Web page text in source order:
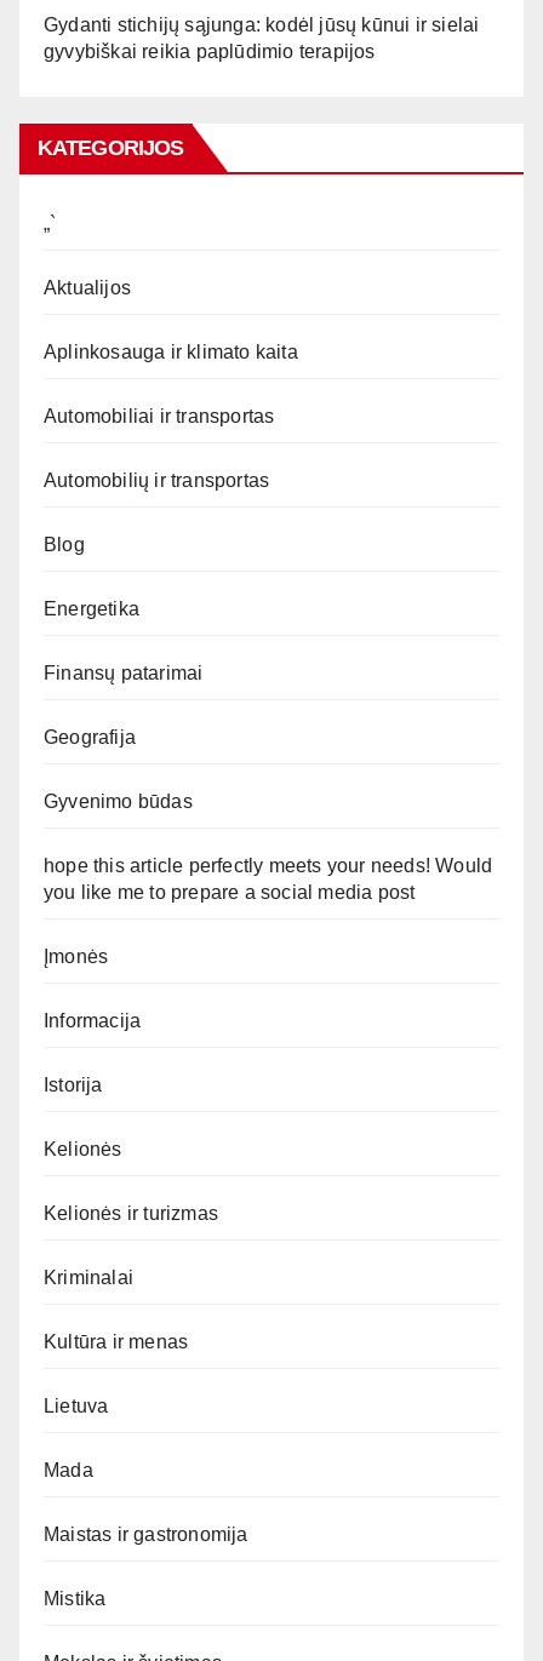
Gydanti stichijų sąjunga: kodėl jūsų kūnui ir sielai
gyvybiškai reikia paplūdimio terapijos
KATEGORIJOS
„`
Aktualijos
Aplinkosauga ir klimato kaita
Automobiliai ir transportas
Automobilių ir transportas
Blog
Energetika
Finansų patarimai
Geografija
Gyvenimo būdas
hope this article perfectly meets your needs! Would
you like me to prepare a social media post
Įmonės
Informacija
Istorija
Kelionės
Kelionės ir turizmas
Kriminalai
Kultūra ir menas
Lietuva
Mada
Maistas ir gastronomija
Mistika